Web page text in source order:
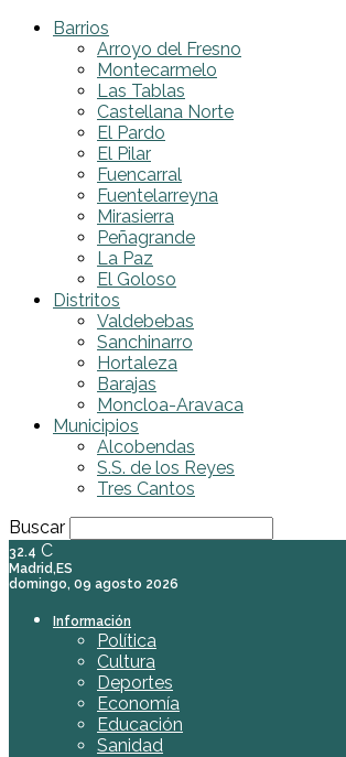
Barrios
Arroyo del Fresno
Montecarmelo
Las Tablas
Castellana Norte
El Pardo
El Pilar
Fuencarral
Fuentelarreyna
Mirasierra
Peñagrande
La Paz
El Goloso
Distritos
Valdebebas
Sanchinarro
Hortaleza
Barajas
Moncloa-Aravaca
Municipios
Alcobendas
S.S. de los Reyes
Tres Cantos
Buscar
32.4 C
Madrid,ES
domingo, 09 agosto 2026
Información
Política
Cultura
Deportes
Economía
Educación
Sanidad